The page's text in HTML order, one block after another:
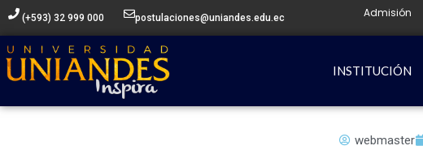
contenido
(+593) 32 999 000 postulaciones@uniandes.edu.ec Admisión
INSTITUCIÓN
webmaster